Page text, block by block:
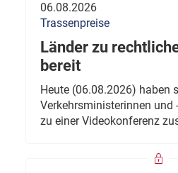
06.08.2026
Trassenpreise
Länder zu
bereit
Heute (06.08.2026) haben
Verkehrsministerinnen und
zu einer Videokonferenz